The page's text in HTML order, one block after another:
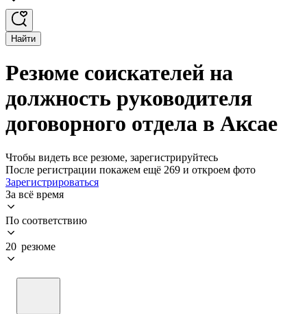
Найти
Резюме соискателей на
должность руководителя
договорного отдела в Аксае
Чтобы видеть все резюме, зарегистрируйтесь
После регистрации покажем ещё 269 и откроем фото
Зарегистрироваться
За всё время
По соответствию
20 резюме